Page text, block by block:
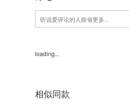
loading...
相似同款